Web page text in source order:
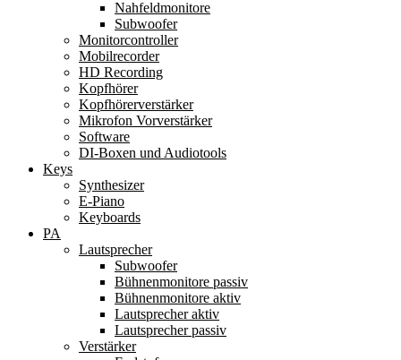
Nahfeldmonitore
Subwoofer
Monitorcontroller
Mobilrecorder
HD Recording
Kopfhörer
Kopfhörerverstärker
Mikrofon Vorverstärker
Software
DI-Boxen und Audiotools
Keys
Synthesizer
E-Piano
Keyboards
PA
Lautsprecher
Subwoofer
Bühnenmonitore passiv
Bühnenmonitore aktiv
Lautsprecher aktiv
Lautsprecher passiv
Verstärker